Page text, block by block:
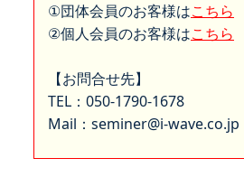
①団体会員のお客様はこちら
②個人会員のお客様はこちら
【お問合せ先】
TEL：050-1790-1678
Mail：seminer@i-wave.co.jp